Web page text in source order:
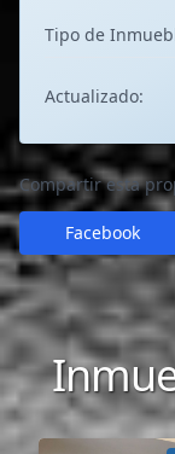
Tipo de
Actualizado:
Compartir esta
Facebook